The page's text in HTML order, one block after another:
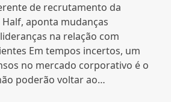
de recrutamento da
aponta mudanças
na relação com
Em tempos incertos, um
no mercado corporativo é o
poderão voltar ao…